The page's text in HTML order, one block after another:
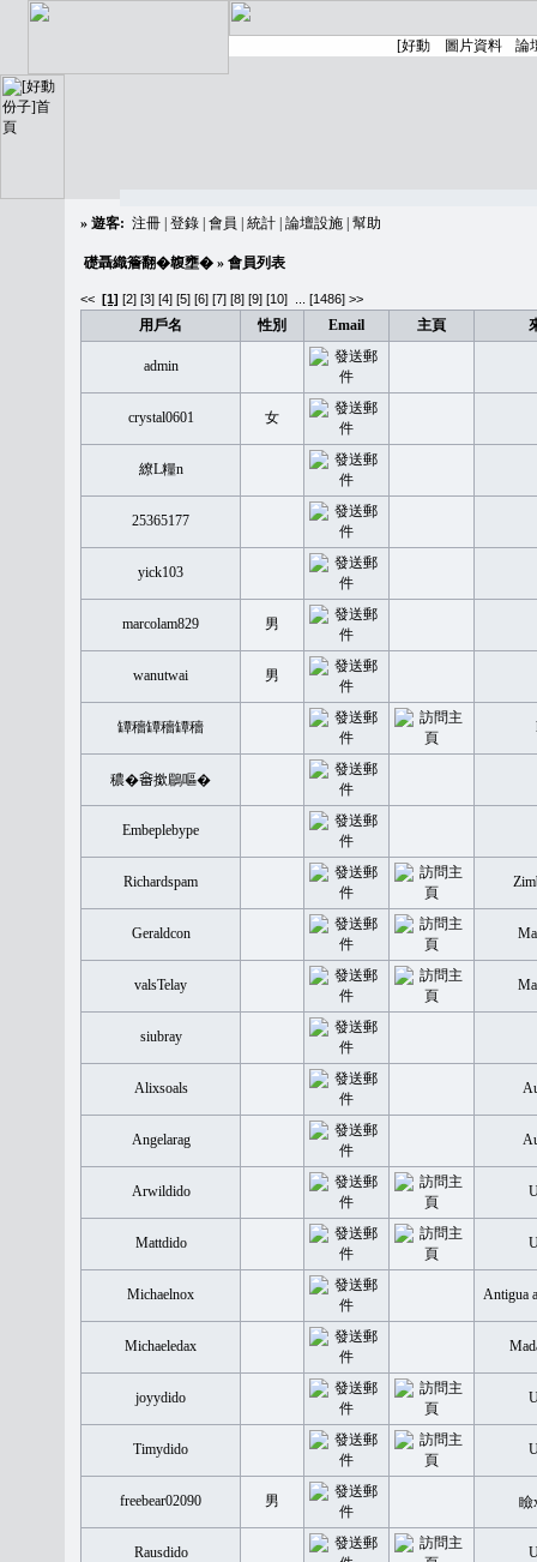
» 遊客: 注冊 登錄 會員 統計 論壇設施 幫助
礎聶織簷翻�䪖壅� » 會員列表
<< [1] [2] [3] [4] [5] [6] [7] [8] [9] [10] [1486] >>
用戶名 性別 Email 主頁
admin
crystal0601 女
繚L糧n
25365177
yick103
marcolam829 男
wanutwai 男
罈穡罈穡罈穡
穠�𤲞撳鶥嘔�
Embeplebype
Richardspam
Geraldcon
valsTelay
siubray
Alixsoals
Angelarag
Arwildido
Mattdido
Michaelnox Antigua
Michaeledax
joyydido
Timydido
freebear02090 男
Rausdido